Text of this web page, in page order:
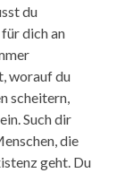
du
dich an
worauf du
scheitern,
Such dir
die
geht. Du